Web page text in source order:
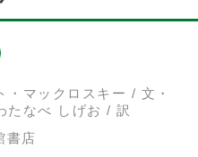
・マックロスキー / 文・
なべ しげお / 訳
書店